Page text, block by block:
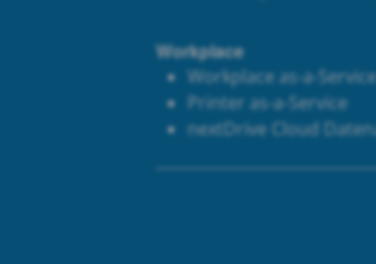
Workplace
Workplace as-a-Service
Printer as-a-Service
nextDrive Cloud